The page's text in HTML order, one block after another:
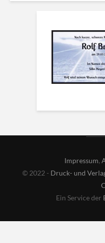
Impressum,
© 2022 - Druck- und
Ein Service der